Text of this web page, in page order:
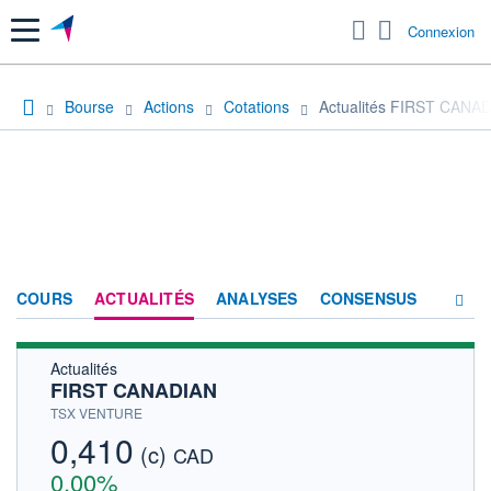
Menu Connexion
Bourse Actions Cotations Actualités FIRST
COURS ACTUALITÉS ANALYSES CONSENSUS
Actualités
FIRST CANADIAN
TSX VENTURE
0,410 (c) CAD
0,00%